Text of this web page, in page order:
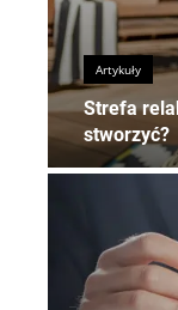
Artykuły
Strefa
stworzyć?